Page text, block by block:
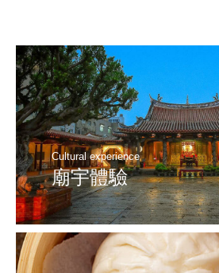
Cultural experience
廟宇體驗